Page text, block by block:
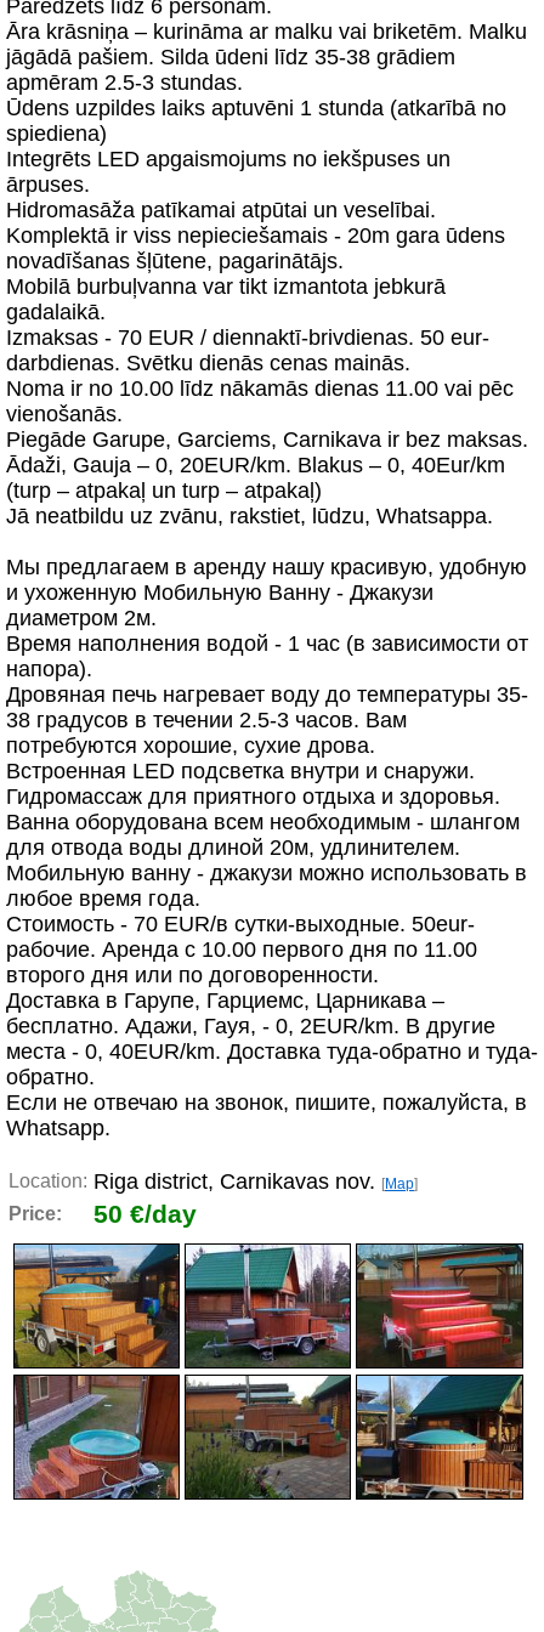
Paredzēts līdz 6 personām.
Āra krāsniņa – kurināma ar malku vai briketēm. Malku
jāgādā pašiem. Silda ūdeni līdz 35-38 grādiem
apmēram 2.5-3 stundas.
Ūdens uzpildes laiks aptuvēni 1 stunda (atkarībā no
spiediena)
Integrēts LED apgaismojums no iekšpuses un
ārpuses.
Hidromasāža patīkamai atpūtai un veselībai.
Komplektā ir viss nepieciešamais - 20m gara ūdens
novadīšanas šļūtene, pagarinātājs.
Mobilā burbuļvanna var tikt izmantota jebkurā
gadalaikā.
Izmaksas - 70 EUR / diennaktī-brivdienas. 50 eur-
darbdienas. Svētku dienās cenas mainās.
Noma ir no 10.00 līdz nākamās dienas 11.00 vai pēc
vienošanās.
Piegāde Garupe, Garciems, Carnikava ir bez maksas.
Ādaži, Gauja – 0, 20EUR/km. Blakus – 0, 40Eur/km
(turp – atpakaļ un turp – atpakaļ)
Jā neatbildu uz zvānu, rakstiet, lūdzu, Whatsappa.
Мы предлагаем в аренду нашу красивую, удобную
и ухоженную Мобильную Ванну - Джакузи
диаметром 2м.
Время наполнения водой - 1 час (в зависимости от
напора).
Дровяная печь нагревает воду до температуры 35-
38 градусов в течении 2.5-3 часов. Вам
потребуются хорошие, сухие дрова.
Встроенная LED подсветка внутри и снаружи.
Гидромассаж для приятного отдыха и здоровья.
Ванна оборудована всем необходимым - шлангом
для отвода воды длиной 20м, удлинителем.
Мобильную ванну - джакузи можно использовать в
любое время года.
Стоимость - 70 EUR/в сутки-выходные. 50eur-
рабочие. Аренда с 10.00 первого дня по 11.00
второго дня или по договоренности.
Доставка в Гарупе, Гарциемс, Царникава –
бесплатно. Адажи, Гауя, - 0, 2EUR/km. В другие
места - 0, 40EUR/km. Доставка туда-обратно и туда-
обратно.
Если не отвечаю на звонок, пишите, пожалуйста, в
Whatsapp.
Location: Riga district, Carnikavas nov. [Map]
Price: 50 €/day